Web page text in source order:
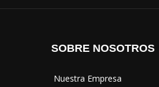
SOBRE NOSOTROS
‎ Nuestra Empresa